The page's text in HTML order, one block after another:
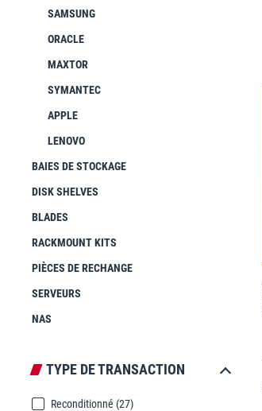
SAMSUNG
ORACLE
MAXTOR
SYMANTEC
APPLE
LENOVO
BAIES DE STOCKAGE
DISK SHELVES
BLADES
RACKMOUNT KITS
PIÈCES DE RECHANGE
SERVEURS
NAS
TYPE DE TRANSACTION
Reconditionné (27)